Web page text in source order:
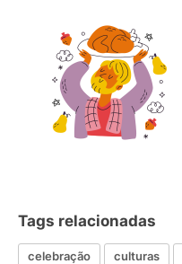
Tags relacionadas
celebração culturas